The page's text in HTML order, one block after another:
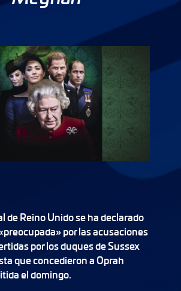
de Reino Unido se ha declarado
por las acusaciones
por los duques de Sussex
que concedieron a Oprah
el domingo.